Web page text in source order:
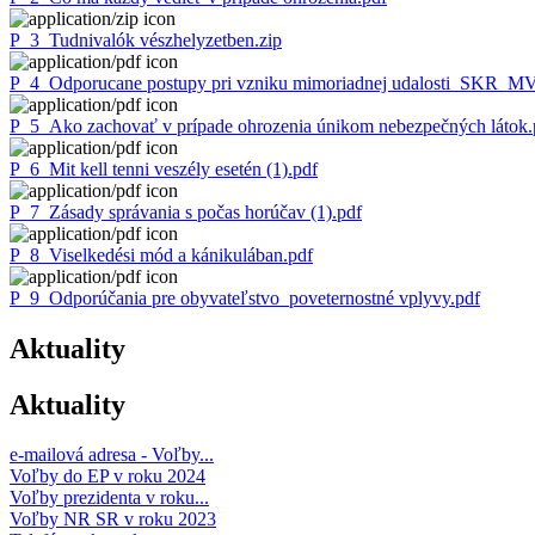
P_3_Tudnivalók vészhelyzetben.zip
P_4_Odporucane postupy pri vzniku mimoriadnej
P_5_Ako zachovať v prípade ohrozenia únikom nebezpečných
P_6_Mit kell tenni veszély esetén (1).pdf
P_7_Zásady správania s počas horúčav (1).pdf
P_8_Viselkedési mód a kánikulában.pdf
P_9_Odporúčania pre obyvateľstvo_poveternostné vplyvy.pdf
Aktuality
Aktuality
e-mailová adresa - Voľby...
Voľby do EP v roku 2024
Voľby prezidenta v roku...
Voľby NR SR v roku 2023